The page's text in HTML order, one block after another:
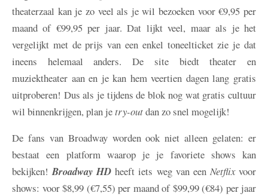
theaterzaal kan je zo veel als je wil bezoeken voor €9,95 per
maand of €99,95 per jaar. Dat lijkt veel, maar als je het
vergelijkt met de prijs van een enkel toneelticket zie je dat
ineens helemaal anders. De site biedt theater en
muziektheater aan en je kan hem veertien dagen lang gratis
uitproberen! Dus als je tijdens de blok nog wat gratis cultuur
wil binnenkrijgen, plan jetry-outdan zo snel mogelijk!
De fans van Broadway worden ook niet alleen gelaten: er
bestaat een platform waarop je je favoriete shows kan
bekijken!Broadway HD heeft iets weg van een Netflixvoor
shows: voor $8,99 (€7,55) per maand of $99,99 (€84) per jaar